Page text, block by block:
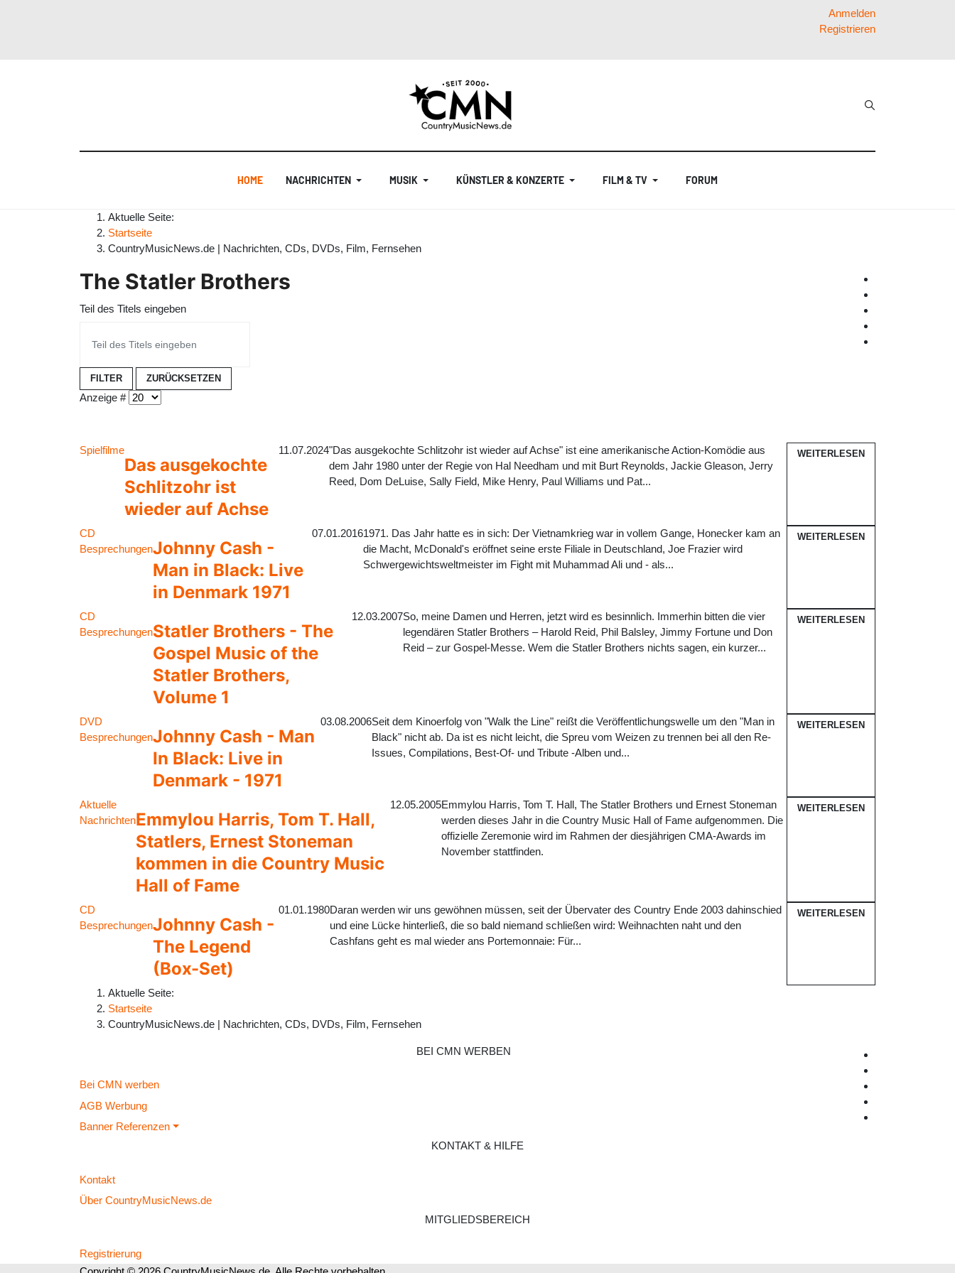
Anmelden
Registrieren
HOME NACHRICHTEN MUSIK KÜNSTLER & KONZERTE FILM & TV FORUM
Aktuelle Seite:
Startseite
CountryMusicNews.de | Nachrichten, CDs, DVDs, Film, Fernsehen
The Statler Brothers
Teil des Titels eingeben
FILTER ZURÜCKSETZEN
Anzeige #
Spielfilme
Das ausgekochte
Schlitzohr ist
wieder auf Achse
11.07.2024"Das ausgekochte Schlitzohr ist wieder auf Achse" ist eine amerikanische Action-Komödie aus
dem Jahr 1980 unter der Regie von Hal Needham und mit Burt Reynolds, Jackie Gleason, Jerry
Reed, Dom DeLuise, Sally Field, Mike Henry, Paul Williams und Pat...
WEITERLESEN
CD
BesprechungenJohnny Cash -
Man in Black: Live
in Denmark 1971
07.01.20161971. Das Jahr hatte es in sich: Der Vietnamkrieg war in vollem Gange, Honecker kam an
die Macht, McDonald's eröffnet seine erste Filiale in Deutschland, Joe Frazier wird
Schwergewichtsweltmeister im Fight mit Muhammad Ali und - als...
WEITERLESEN
CD
BesprechungenStatler Brothers - The
Gospel Music of the
Statler Brothers,
Volume 1
12.03.2007So, meine Damen und Herren, jetzt wird es besinnlich. Immerhin bitten die vier
legendären Statler Brothers – Harold Reid, Phil Balsley, Jimmy Fortune und Don
Reid – zur Gospel-Messe. Wem die Statler Brothers nichts sagen, ein kurzer...
WEITERLESEN
DVD
BesprechungenJohnny Cash - Man
In Black: Live in
Denmark - 1971
03.08.2006Seit dem Kinoerfolg von "Walk the Line" reißt die Veröffentlichungswelle um den "Man in
Black" nicht ab. Da ist es nicht leicht, die Spreu vom Weizen zu trennen bei all den Re-
Issues, Compilations, Best-Of- und Tribute -Alben und...
WEITERLESEN
Aktuelle
NachrichtenEmmylou Harris, Tom T. Hall,
Statlers, Ernest Stoneman
kommen in die Country Music
Hall of Fame
12.05.2005Emmylou Harris, Tom T. Hall, The Statler Brothers und Ernest Stoneman
werden dieses Jahr in die Country Music Hall of Fame aufgenommen. Die
offizielle Zeremonie wird im Rahmen der diesjährigen CMA-Awards im
November stattfinden.
WEITERLESEN
CD
BesprechungenJohnny Cash -
The Legend
(Box-Set)
01.01.1980Daran werden wir uns gewöhnen müssen, seit der Übervater des Country Ende 2003 dahinschied
und eine Lücke hinterließ, die so bald niemand schließen wird: Weihnachten naht und den
Cashfans geht es mal wieder ans Portemonnaie: Für...
WEITERLESEN
Aktuelle Seite:
Startseite
CountryMusicNews.de | Nachrichten, CDs, DVDs, Film, Fernsehen
BEI CMN WERBEN
Bei CMN werben
AGB Werbung
Banner Referenzen
KONTAKT & HILFE
Kontakt
Über CountryMusicNews.de
MITGLIEDSBEREICH
Registrierung